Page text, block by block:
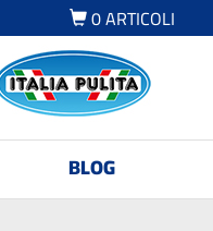
0ARTICOLI
BLOG